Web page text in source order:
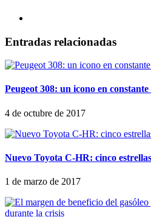
Entradas relacionadas
Peugeot 308: un icono en
4 de octubre de 2017
Nuevo Toyota C-HR: cinco
1 de marzo de 2017